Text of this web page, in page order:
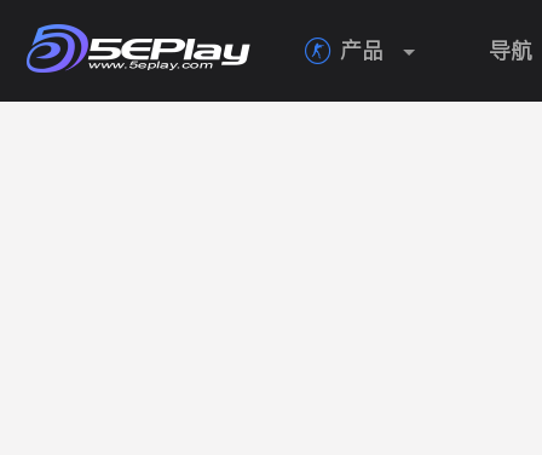
 产品 导航